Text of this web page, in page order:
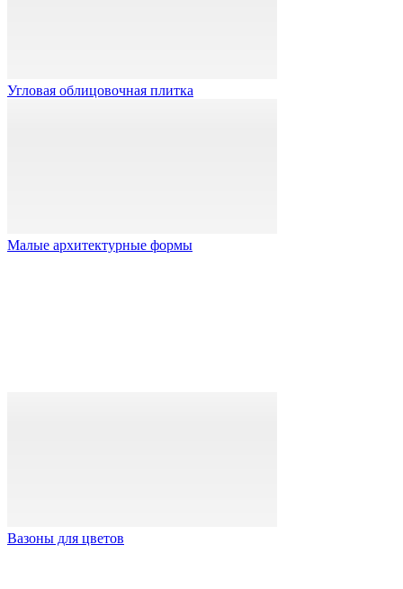
Угловая облицовочная плитка
Малые архитектурные формы
Вазоны для цветов